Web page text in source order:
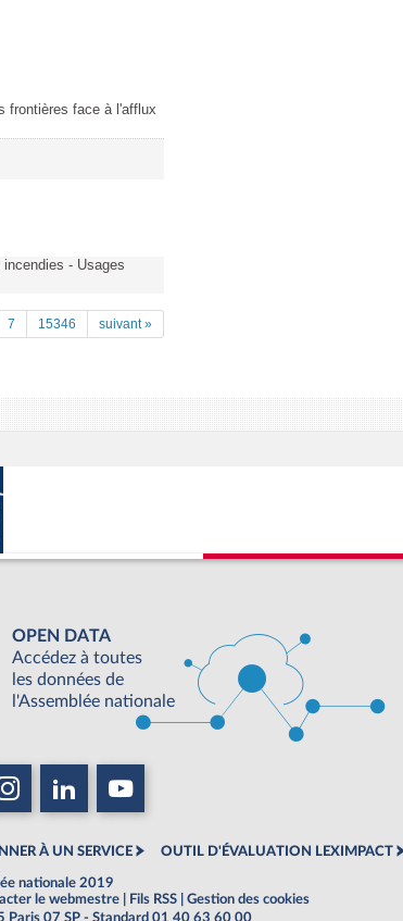
frontières face à l'afflux
- Usages
7 15346 suivant »
OPEN DATA
Accédez à toutes
les données de
l'Assemblée nationale
À UN SERVICE OUTIL D'ÉVALUATION LEXIMPACT
nationale 2019
le webmestre Fils RSS
Gestion des cookies
Paris 07 SP - Standard 01 40 63 60 00